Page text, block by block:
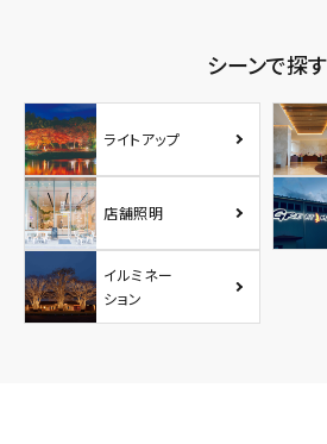
シーンで探す
ライトアップ
店舗照明
イルミネー
ション